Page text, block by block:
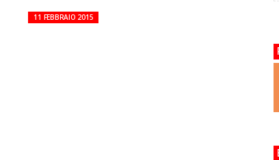
11 FEBBRAIO 2015